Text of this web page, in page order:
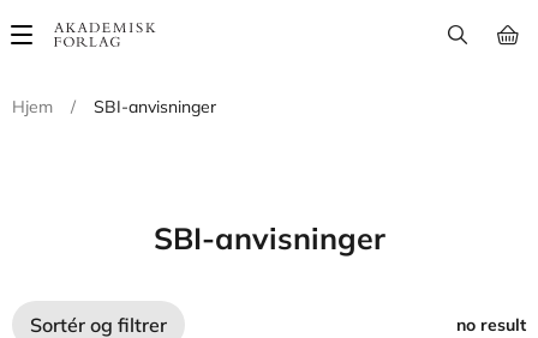
Main
Hjem
/ SBI-anvisninger
SBI-anvisninger
Sortér og filtrer no result